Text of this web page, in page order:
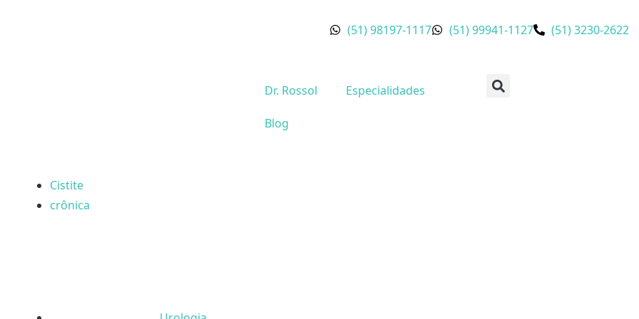
(51) 98197-1117 (51) 99941-1127 (51) 3230-2622
Dr. Rossol Especialidades
Blog
Cistite
crônica